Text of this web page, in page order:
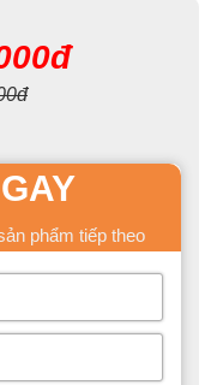
phẩm tiếp theo